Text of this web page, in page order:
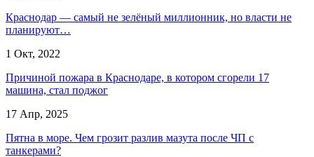
Краснодар — самый не зелёный миллионник, но власти не
планируют…
1 Окт, 2022
Причиной пожара в Краснодаре, в котором сгорели 17
машина, стал поджог
17 Апр, 2025
Пятна в море. Чем грозит разлив мазута после ЧП с
танкерами?